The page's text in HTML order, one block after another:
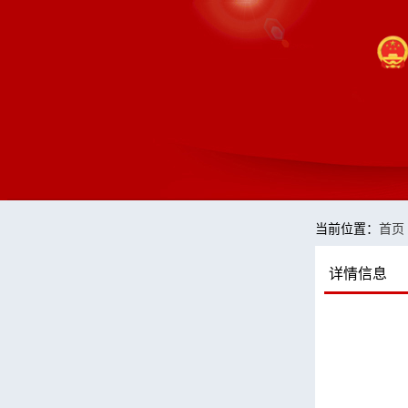
当前位置： 首页
详情信息